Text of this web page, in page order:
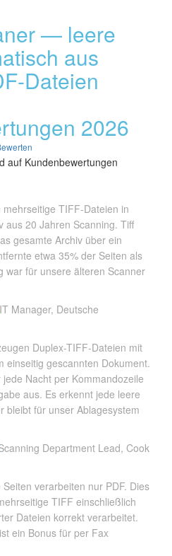
— leere
aus
Dateien
2026
auf Kundenbewertungen
TIFF-Dateien in
aus 20 Jahren Scanning. Tiff
gesamte Archiv über ein
etwa 35% der Seiten als
war für unsere älteren Scanner
IT Manager, Deutsche
Duplex-TIFF-Dateien mit
einseitig gescannten Dokument.
Nacht per Kommandozeile
aus. Es erkennt jede leere
bleibt für unser Ablagesystem
Department Lead, Cook
verarbeiten nur PDF. Dies
TIFF einschließlich
Dateien korrekt verarbeitet.
ein Bonus für per Fax